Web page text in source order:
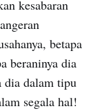
kesabaran
betapa
beraninya dia
dia dalam tipu
segala hal!